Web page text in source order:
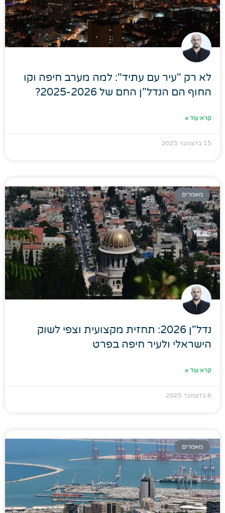
לא רק "עיר עם עתיד": למה מערב חיפה וקו
החוף הם הנדל"ן החם של 2025-2026?
קרא עוד »
15 בדצמבר 2025
מאמרים
נדל"ן 2026: תחזית מקצועית וצפי לשוק
הישראלי ולעיר חיפה בפרט
קרא עוד »
6 בדצמבר 2025
מאמרים